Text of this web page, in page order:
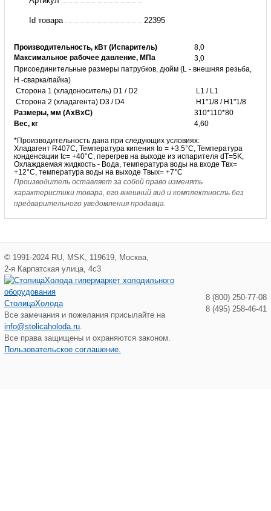
BAODE
Id товара 22395
Производительность, кВт (Испаритель)
8,0
Максимальное рабочее давление, МПа
3,0
Присоединительные размеры патрубков, дюйм (L - внешняя резьба,
H -сварка/пайка)
Сторона 1 (хладоноситель) D1 / D2
L1 / L1
Сторона 2 (хладагента) D3 / D4
H1"1/8 / H1"1/8
Размеры, мм (АхВхС)
310*110*80
Вес, кг
4,60
*Производительность дана при следующих условиях:
Хладагент R407C, Температура кипения to = +3.5°С, Температура
конденсации tc= +40°C, перегрев на выходе из испарителя dT=5K,
Охлаждаемая жидкость - Вода, температура воды на входе Tвх=
+12°С, температура воды на выходе Tвых= +7°С
Производитель оставляет за собой право изменять
характеристики товара, его внешний вид и комплектность без
предварительного уведомления продавца.
© 1991-2024 RU MSK 119619 Москва
2-я Карпатская улица, 4с3
СтолицаХолода
Все замечания и пожелания присылайте на
info@stolicaholoda.ru
Все права защищены и охраняются законом.
Пользовательское соглашение.
8 (800) 250-77-08
8 (495) 258-46-41